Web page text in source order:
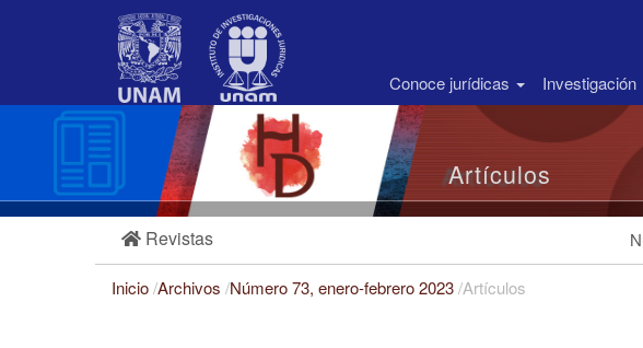
Barra
Conoce jurídicas Investigación
Artículos
Revistas
Inicio/Archivos /Número 73, enero-febrero 2023/Artículos